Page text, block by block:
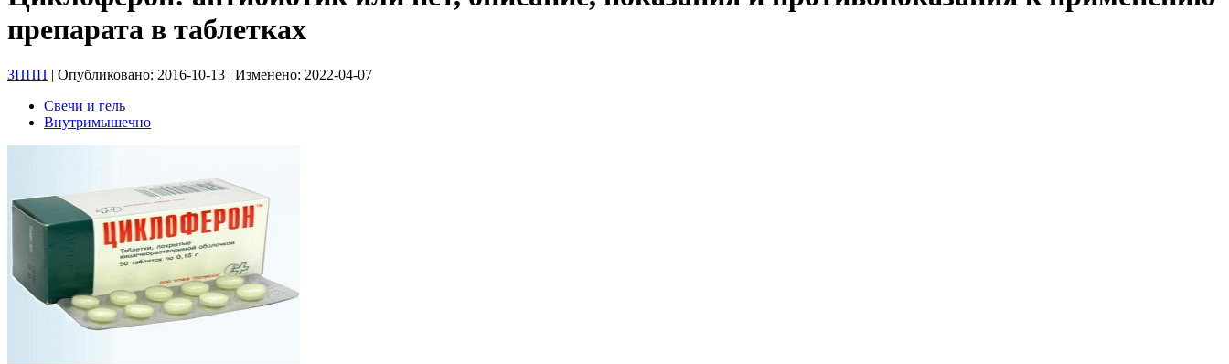
препарата в таблетках
ЗППП | Опубликовано: 2016-10-13 | Изменено: 2022-04-07
Свечи и гель
Внутримышечно